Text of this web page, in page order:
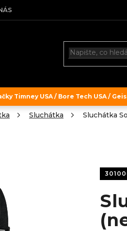
Timney USA / Bore Tech USA /
Sluchátka Sluchátka